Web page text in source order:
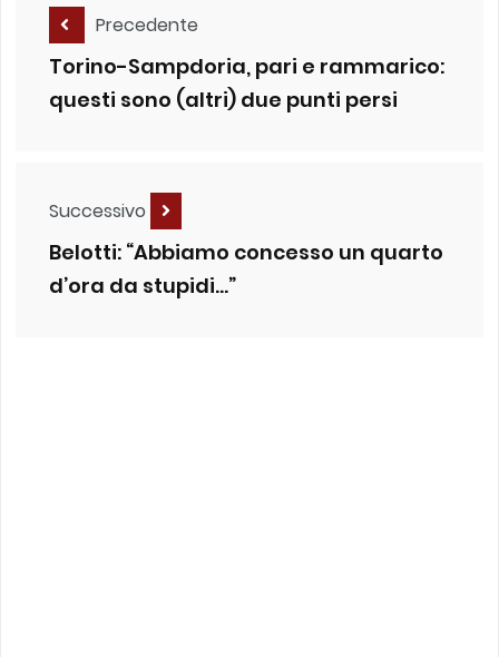
Precedente
Torino-Sampdoria, pari e rammarico:
questi sono (altri) due punti persi
Successivo
Belotti: “Abbiamo concesso un quarto
d’ora da stupidi…”